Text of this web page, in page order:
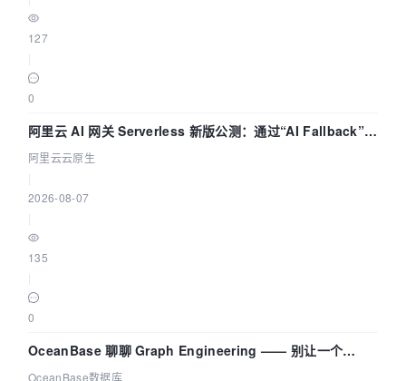
127
0
阿里云 AI 网关 Serverless 新版公测：通过“AI Fallback”与
拓扑可视化构建 AI 流量治理底座
阿里云云原生
2026-08-07
135
0
OceanBase 聊聊 Graph Engineering —— 别让一个
Agent 既当运动员又
OceanBase数据库